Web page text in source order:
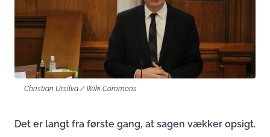
Christian Ursilva / Wiki Commons
Det er langt fra første gang, at sagen vækker opsigt.